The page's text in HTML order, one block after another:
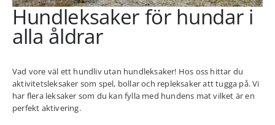
Hundleksaker för hundar i
alla åldrar
Vad vore väl ett hundliv utan hundleksaker! Hos oss hittar du
aktivitetsleksaker som spel, bollar och repleksaker att tugga på. Vi
har flera leksaker som du kan fylla med hundens mat vilket är en
perfekt aktivering.